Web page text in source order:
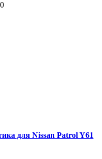
для Nissan Patrol Y61